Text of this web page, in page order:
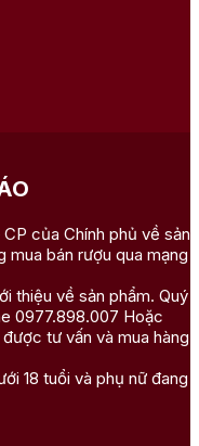
của Chính phủ về sản
mua bán rượu qua mạng
thiệu về sản phẩm. Quý
0977.898.007 Hoặc
tư vấn và mua hàng
18 tuổi và phụ nữ đang